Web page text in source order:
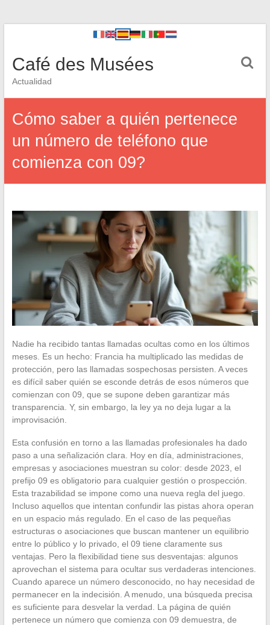
Café des Musées
Actualidad
Cómo saber a quién pertenece
un número de teléfono que
comienza con 09?
Nadie ha recibido tantas llamadas ocultas como en los últimos
meses. Es un hecho: Francia ha multiplicado las medidas de
protección, pero las llamadas sospechosas persisten. A veces
es difícil saber quién se esconde detrás de esos números que
comienzan con 09, que se supone deben garantizar más
transparencia. Y, sin embargo, la ley ya no deja lugar a la
improvisación.
Esta confusión en torno a las llamadas profesionales ha dado
paso a una señalización clara. Hoy en día, administraciones,
empresas y asociaciones muestran su color: desde 2023, el
prefijo 09 es obligatorio para cualquier gestión o prospección.
Esta trazabilidad se impone como una nueva regla del juego.
Incluso aquellos que intentan confundir las pistas ahora operan
en un espacio más regulado. En el caso de las pequeñas
estructuras o asociaciones que buscan mantener un equilibrio
entre lo público y lo privado, el 09 tiene claramente sus
ventajas. Pero la flexibilidad tiene sus desventajas: algunos
aprovechan el sistema para ocultar sus verdaderas intenciones.
Cuando aparece un número desconocido, no hay necesidad de
permanecer en la indecisión. A menudo, una búsqueda precisa
es suficiente para desvelar la verdad. La página de quién
pertenece un número que comienza con 09 demuestra, de